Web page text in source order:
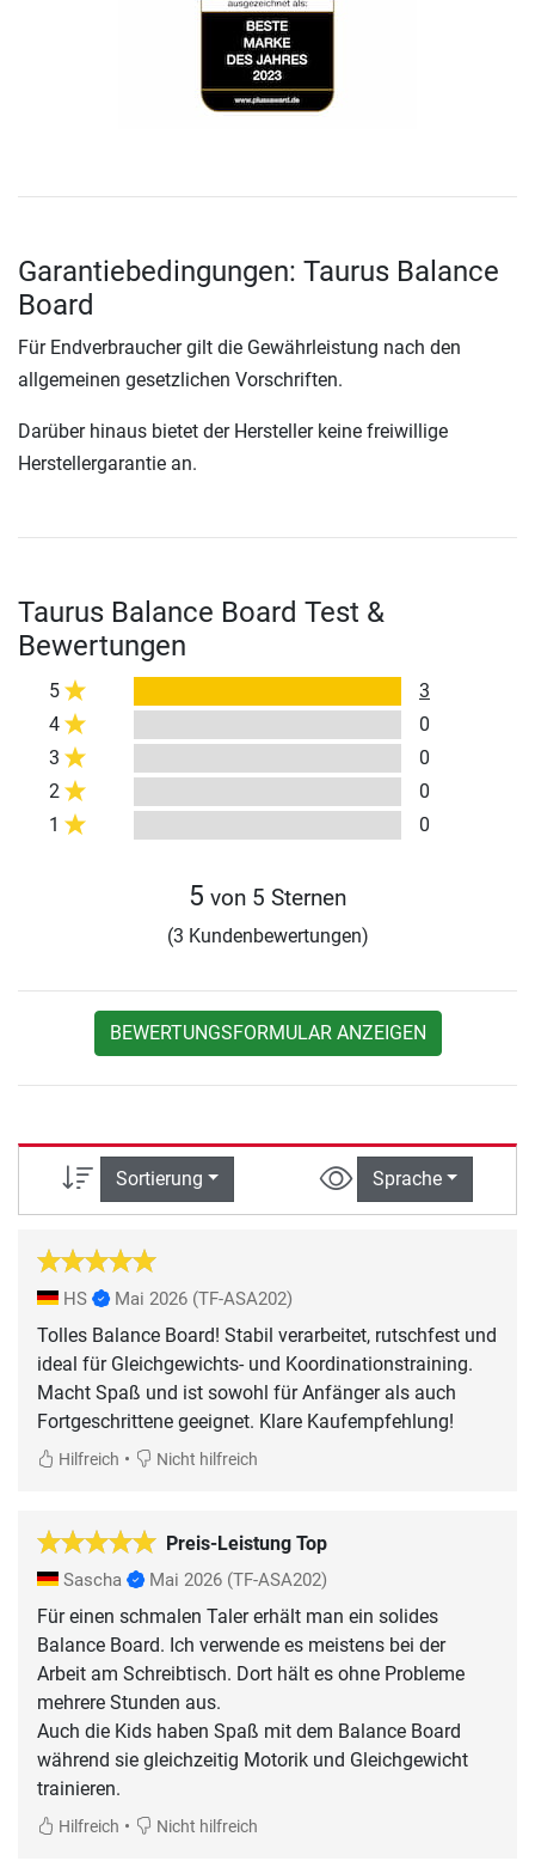
Garantiebedingungen: Taurus Balance
Board
Für Endverbraucher gilt die Gewährleistung nach den
allgemeinen gesetzlichen Vorschriften.
Darüber hinaus bietet der Hersteller keine freiwillige
Herstellergarantie an.
Taurus Balance Board Test &
Bewertungen
5
3
4
0
3
0
2
0
1
0
5 von 5 Sternen
(3 Kundenbewertungen)
BEWERTUNGSFORMULAR ANZEIGEN
Sortierung Sprache
HS Mai 2026 (TF-ASA202)
Tolles Balance Board! Stabil verarbeitet, rutschfest und
ideal für Gleichgewichts- und Koordinationstraining.
Macht Spaß und ist sowohl für Anfänger als auch
Fortgeschrittene geeignet. Klare Kaufempfehlung!
Hilfreich • Nicht hilfreich
Preis-Leistung Top
Sascha Mai 2026 (TF-ASA202)
Für einen schmalen Taler erhält man ein solides
Balance Board. Ich verwende es meistens bei der
Arbeit am Schreibtisch. Dort hält es ohne Probleme
mehrere Stunden aus.
Auch die Kids haben Spaß mit dem Balance Board
während sie gleichzeitig Motorik und Gleichgewicht
trainieren.
Hilfreich • Nicht hilfreich